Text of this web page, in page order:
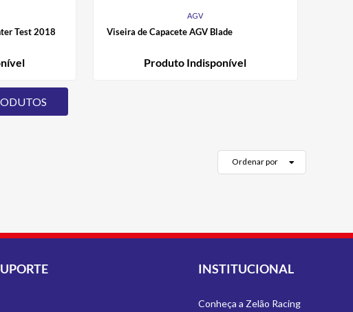
Test 2018
AGV
Viseira de Capacete AGV Blade
Produto Indisponível
Ordenar por
INSTITUCIONAL
Conheça a Zelão Racing